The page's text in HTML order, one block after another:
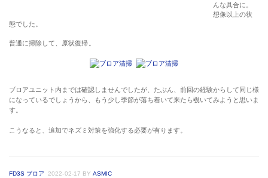
んな具合に。
想像以上の状
態でした。
普通に掃除して、原状復帰。
ブロアユニット内までは確認しませんでしたが、たぶん、前回の経験からして同じ様
になっているでしょうから、もう少し季節が落ち着いて来たら覗いてみようと思いま
す。
こうなると、追加でネズミ対策を強化する必要が有ります。
FD3S ブロア 2022-02-17 BY ASMIC